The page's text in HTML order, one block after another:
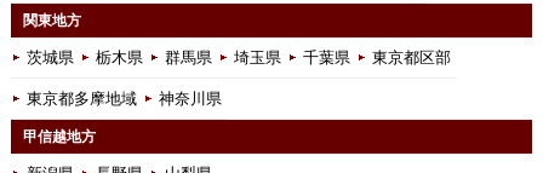
関東地方
茨城県 栃木県 群馬県 埼玉県 千葉県 東京都区部
東京都多摩地域 神奈川県
甲信越地方